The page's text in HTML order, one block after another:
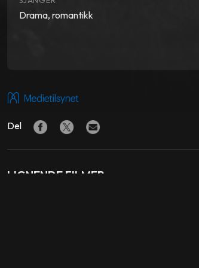
Drama, romantikk
Del
LIGNENDE FILMER